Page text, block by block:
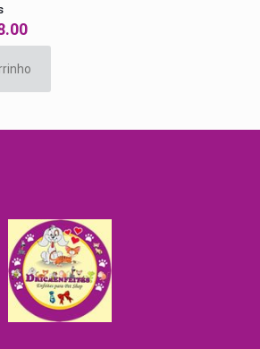
O
preço
atual
é:
R$18.00.